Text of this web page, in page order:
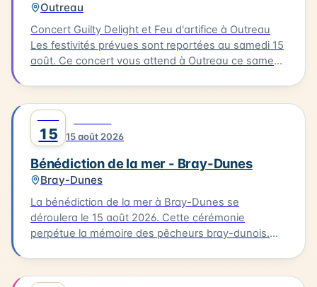
Outreau
Concert Guilty Delight et Feu d'artifice à Outreau
Les festivités prévues sont reportées au samedi 15
août. Ce concert vous attend à Outreau ce samedi
15 15 août 2026
Bénédiction de la mer - Bray-Dunes
Bray-Dunes
La bénédiction de la mer à Bray-Dunes se
déroulera le 15 août 2026. Cette cérémonie
perpétue la mémoire des pêcheurs bray-dunois.
traditionnels jusqu'à la plage. L'homologue est